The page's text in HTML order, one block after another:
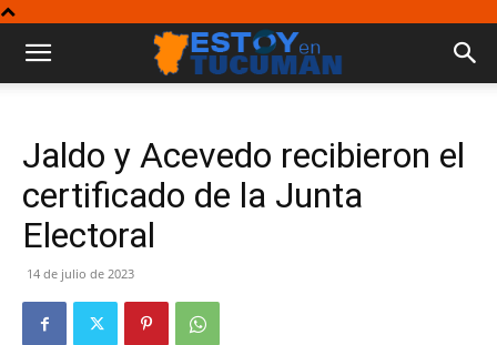
Jaldo y Acevedo recibieron el
certificado de la Junta
Electoral
14 de julio de 2023